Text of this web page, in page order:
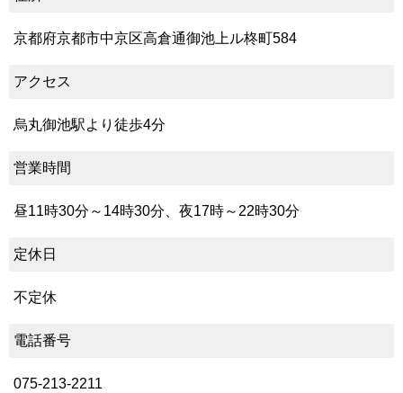
京都府京都市中京区高倉通御池上ル柊町584
アクセス
烏丸御池駅より徒歩4分
営業時間
昼11時30分～14時30分、夜17時～22時30分
定休日
不定休
電話番号
075-213-2211